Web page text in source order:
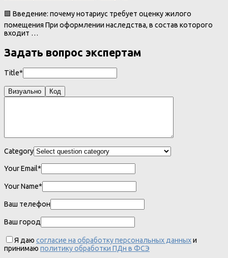
🟩 Введение: почему нотариус требует оценку жилого
помещения При оформлении наследства, в состав которого
входит …
Задать вопрос экспертам
Title*
Визуально Код
Category
Your Email*
Your Name*
Ваш телефон
Ваш город
Я даю согласие на обработку персональных данныхи
принимаю политику обработки ПДн в ФСЭ